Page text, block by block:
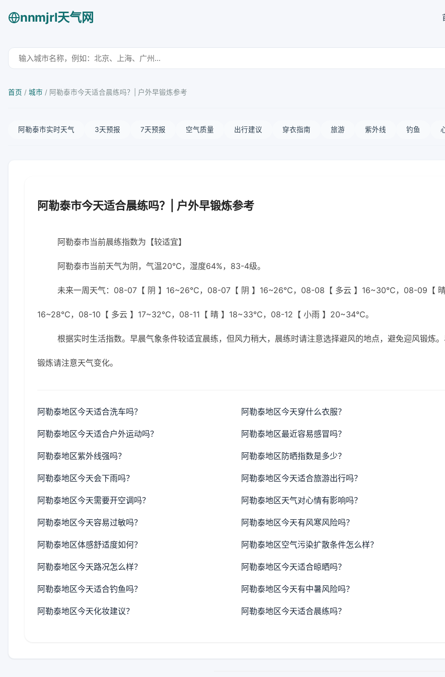
nnmjrl天气网
首页 / 城市 / 阿勒泰市今天适合晨练吗？| 户外早锻炼参考
阿勒泰市实时天气 3天预报 7天预报 空气质量 出行建议 穿衣指南 旅游 紫外线 钓鱼
阿勒泰市今天适合晨练吗？| 户外早锻炼参考
阿勒泰市当前晨练指数为【较适宜】
阿勒泰市当前天气为阴，气温20℃，湿度64%，83-4级。
未来一周天气：08-07【 阴 】16~26℃，08-07【 阴 】16~26℃，08-08【 多云 】16~30℃，08-09【 晴
16~28℃，08-10【 多云 】17~32℃，08-11【 晴 】18~33℃，08-12【 小雨 】20~34℃。
根据实时生活指数。早晨气象条件较适宜晨练，但风力稍大，晨练时请注意选择避风的地点，避免迎风锻炼
锻炼请注意天气变化。
阿勒泰地区今天适合洗车吗？ 阿勒泰地区今天穿什么衣服？
阿勒泰地区今天适合户外运动吗？ 阿勒泰地区最近容易感冒吗？
阿勒泰地区紫外线强吗？ 阿勒泰地区防晒指数是多少？
阿勒泰地区今天会下雨吗？ 阿勒泰地区今天适合旅游出行吗？
阿勒泰地区今天需要开空调吗？ 阿勒泰地区天气对心情有影响吗？
阿勒泰地区今天容易过敏吗？ 阿勒泰地区今天有风寒风险吗？
阿勒泰地区体感舒适度如何？ 阿勒泰地区空气污染扩散条件怎么样？
阿勒泰地区今天路况怎么样？ 阿勒泰地区今天适合晾晒吗？
阿勒泰地区今天适合钓鱼吗？ 阿勒泰地区今天有中暑风险吗？
阿勒泰地区今天化妆建议？ 阿勒泰地区今天适合晨练吗？